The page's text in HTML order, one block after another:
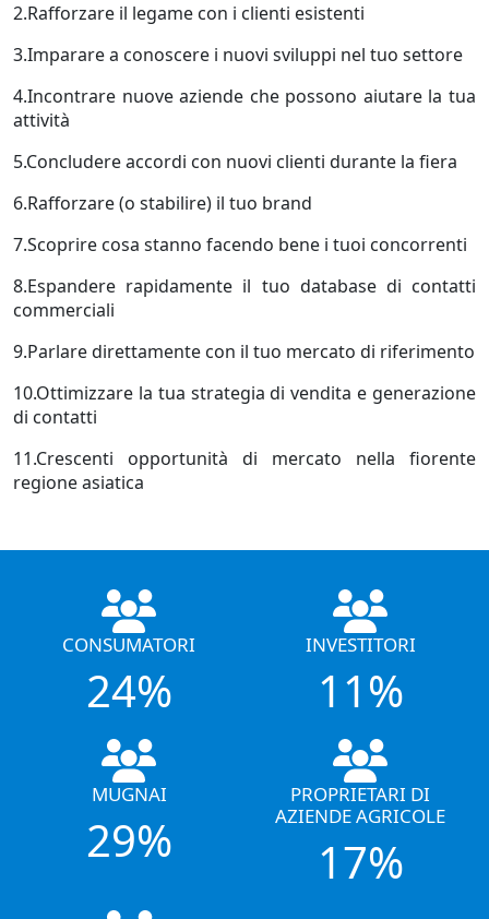
2.Rafforzare il legame con i clienti esistenti
3.Imparare a conoscere i nuovi sviluppi nel tuo settore
4.Incontrare nuove aziende che possono aiutare la tua
attività
5.Concludere accordi con nuovi clienti durante la fiera
6.Rafforzare (o stabilire) il tuo brand
7.Scoprire cosa stanno facendo bene i tuoi concorrenti
8.Espandere rapidamente il tuo database di contatti
commerciali
9.Parlare direttamente con il tuo mercato di riferimento
10.Ottimizzare la tua strategia di vendita e generazione
di contatti
11.Crescenti opportunità di mercato nella fiorente
regione asiatica
CONSUMATORI
24%
INVESTITORI
11%
MUGNAI
29%
PROPRIETARI DI
AZIENDE AGRICOLE
17%